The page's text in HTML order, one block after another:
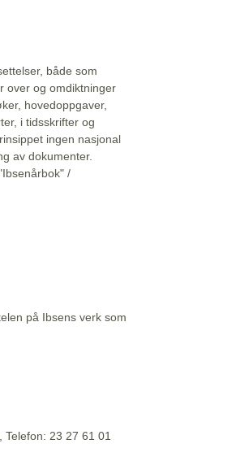
både som
over og omdiktninger
hovedoppgaver,
i tidsskrifter og
ingen nasjonal
av dokumenter.
/
på Ibsens verk som
23 27 61 01